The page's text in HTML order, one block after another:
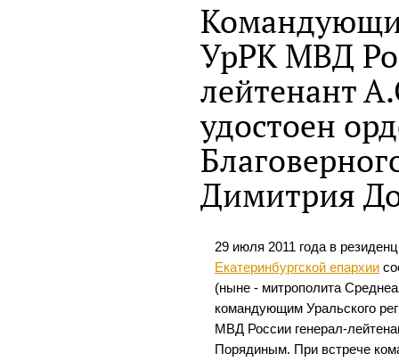
УрРК МВД
лейтенант
удостоен
Димитрия
29 июля 2011 года в
Екатеринбургской епархии
(ныне - митрополита
командующим Уральского
МВД России генерал-
Порядиным. При встрече